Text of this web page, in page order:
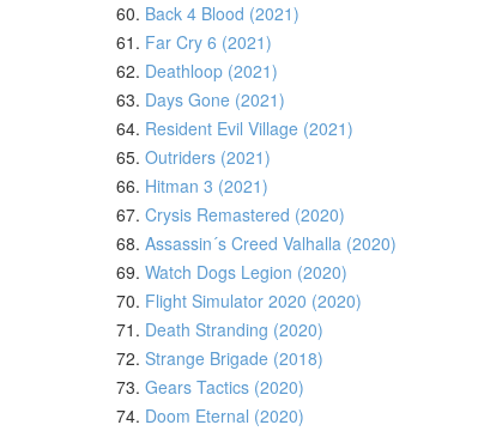
60. Back 4 Blood (2021)
61. Far Cry 6 (2021)
62. Deathloop (2021)
63. Days Gone (2021)
64. Resident Evil Village (2021)
65. Outriders (2021)
66. Hitman 3 (2021)
67. Crysis Remastered (2020)
68. Assassin´s Creed Valhalla (2020)
69. Watch Dogs Legion (2020)
70. Flight Simulator 2020 (2020)
71. Death Stranding (2020)
72. Strange Brigade (2018)
73. Gears Tactics (2020)
74. Doom Eternal (2020)